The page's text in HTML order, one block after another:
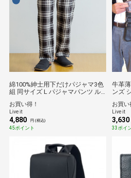
綿100%紳士用下だけパジャマ3色
組 同サイズ L パジャマパンツ ル
お買い得！
Live it
4,880 円 (税込)
45ポイント
牛革
ンズ
行 散
お買い
Live it
3,630
33ポイ